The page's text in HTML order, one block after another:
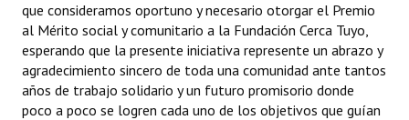
que consideramos oportuno y necesario otorgar el Premio
al Mérito social y comunitario a la Fundación Cerca Tuyo,
esperando que la presente iniciativa represente un abrazo y
agradecimiento sincero de toda una comunidad ante tantos
años de trabajo solidario y un futuro promisorio donde
poco a poco se logren cada uno de los objetivos que guían